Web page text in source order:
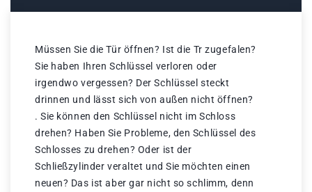
Müssen Sie die Tür öffnen? Ist die Tr zugefalen?
Sie haben Ihren Schlüssel verloren oder
irgendwo vergessen? Der Schlüssel steckt
drinnen und lässt sich von außen nicht öffnen?
. Sie können den Schlüssel nicht im Schloss
drehen? Haben Sie Probleme, den Schlüssel des
Schlosses zu drehen? Oder ist der
Schließzylinder veraltet und Sie möchten einen
neuen? Das ist aber gar nicht so schlimm, denn